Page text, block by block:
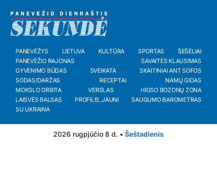
PANEVĖŽYS LIETUVA KULTŪRA SPORTAS
ŠEŠĖLIAI
PANEVĖŽIO RAJONAS
SAVAITĖS KLAUSIMAS
GYVENIMO BŪDAS
SVEIKATA
SKAITINIAI ANT SOFOS
SODAS/DARŽAS
RECEPTAI
NAMŲ GIDAS
MOKSLO ORBITA
VERSLAS
HIGSO BOZONŲ ZONA
LAISVĖS BALSAS
PROFILIS_JAUNI
SAUGUMO BAROMETRAS
SU UKRAINA
2026 rugpjūčio 8 d. • Šeštadienis